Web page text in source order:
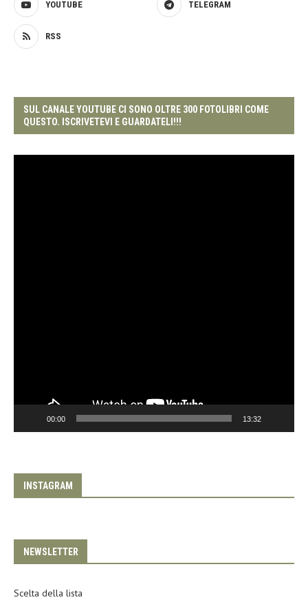
YOUTUBE TELEGRAM
RSS
SUL CANALE YOUTUBE CI SONO OLTRE 300 FOTOLIBRI COME
QUESTO. ISCRIVETEVI E GUARDATELI!!!
00:00 13:32
INSTAGRAM
NEWSLETTER
Scelta della lista